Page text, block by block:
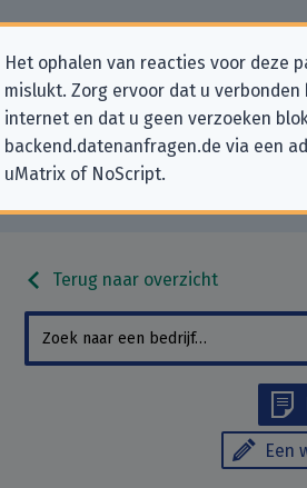
Het ophalen van reacties voor deze
mislukt. Zorg ervoor dat u
internet en dat u geen verzoeken
backend.datenanfragen.de via een
uMatrix of NoScript.
privacygerelateerde
aan “Ärzte ohne
Terug naar overzicht
Een